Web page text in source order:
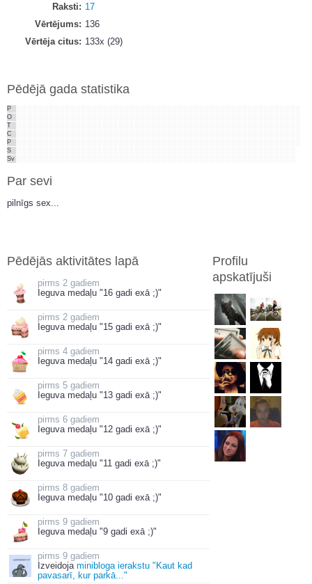
Raksti
17
Vērtējums
136
Vērtēja citus
133x (29)
Pēdējā gada statistika
P
O
T
C
P
S
Sv
Par sevi
pilnīgs sex...
Pēdējās aktivitātes lapā
2 gadiem
Ieguva medaļu "16 gadi exā ;)"
2 gadiem
Ieguva medaļu "15 gadi exā ;)"
4 gadiem
Ieguva medaļu "14 gadi exā ;)"
5 gadiem
Ieguva medaļu "13 gadi exā ;)"
6 gadiem
Ieguva medaļu "12 gadi exā ;)"
7 gadiem
Ieguva medaļu "11 gadi exā ;)"
8 gadiem
Ieguva medaļu "10 gadi exā ;)"
9 gadiem
Ieguva medaļu "9 gadi exā ;)"
9 gadiem
Izveidoja minibloga ierakstu "Kaut kad
pavasarī, kur parkā..."
Profilu
apskatījuši